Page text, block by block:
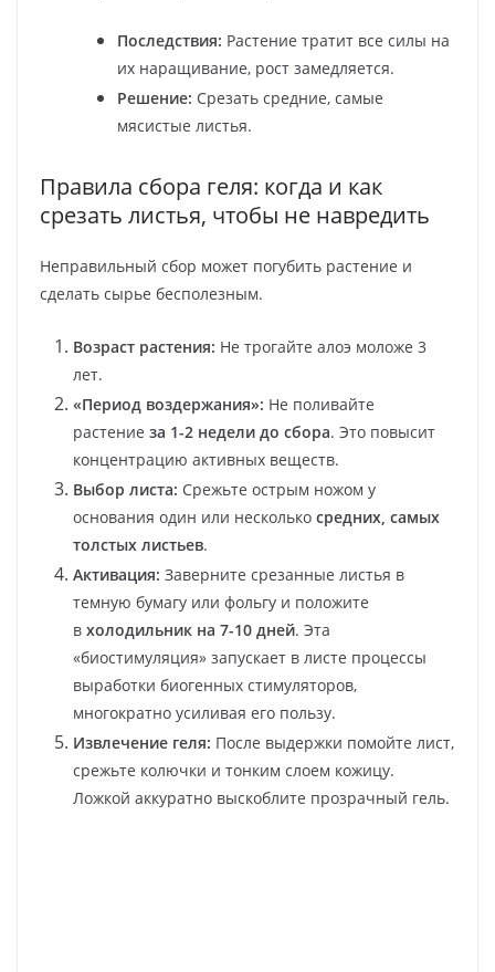
Последствия: Растение тратит все силы на
их наращивание, рост замедляется.
Решение: Срезать средние, самые
мясистые листья.
Правила сбора геля: когда и как
срезать листья, чтобы не навредить
Неправильный сбор может погубить растение и
сделать сырье бесполезным.
Возраст растения: Не трогайте алоэ моложе 3
лет.
«Период воздержания»: Не поливайте
растение за 1-2 недели до сбора. Это повысит
концентрацию активных веществ.
Выбор листа: Срежьте острым ножом у
основания один или несколько средних, самых
толстых листьев.
Активация: Заверните срезанные листья в
темную бумагу или фольгу и положите
в холодильник на 7-10 дней. Эта
«биостимуляция» запускает в листе процессы
выработки биогенных стимуляторов,
многократно усиливая его пользу.
Извлечение геля: После выдержки помойте лист,
срежьте колючки и тонким слоем кожицу.
Ложкой аккуратно выскоблите прозрачный гель.